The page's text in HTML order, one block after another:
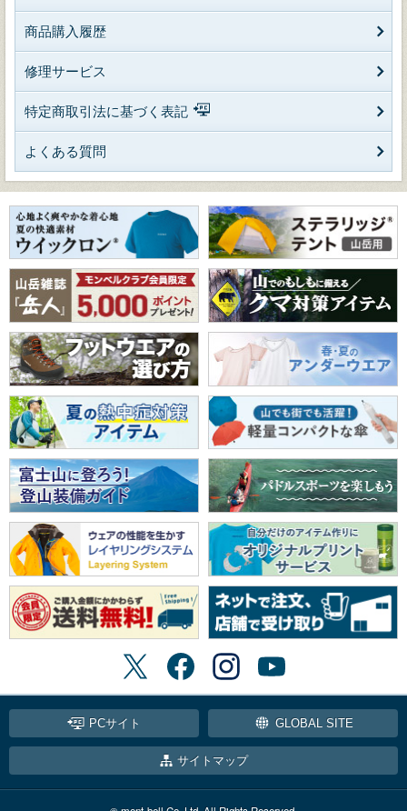
商品購入履歴
修理サービス
特定商取引法に基づく表記
よくある質問
PCサイト GLOBAL SITE
サイトマップ